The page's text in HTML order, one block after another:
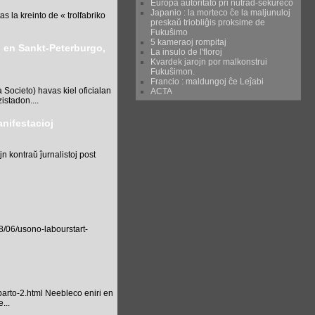
la kreinto de « trolfabriko
Sankt-Peterburgo,
Societo) havas kiel oficialan
kontraŭ ĵurnalistoj post
06/usono-labourstart-
2.html Neebleco eniri en
Eŭropa aŭtoritato pri nutrad-sekureco
Japanio : la morteco ĉe la maljunuloj
preskaŭ triobliĝis proksime de
Fukuŝimo
5 kameraoj rompitaj
La insulo de l'floroj
Kvardek jarojn por malkonstrui
Fukuŝimon.
Francio : maldungoj ĉe Leĵabi
ACTA